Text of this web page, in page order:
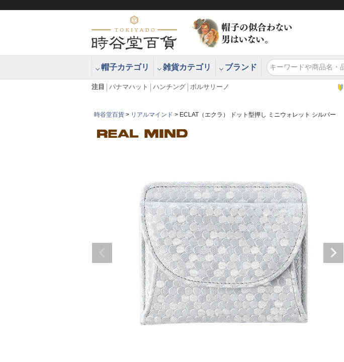
帽子カテゴリ 雑貨カテゴリ ブランド
注目 パナマハット ハンチング ボルサリーノ
時谷堂百貨 リアルマインド ECLAT（エクラ） ドット型押し ミニウォレット シルバー